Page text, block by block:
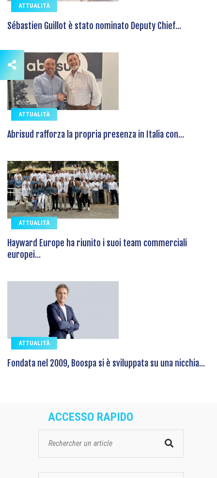
ATTUALITÀ
Sébastien Guillot è stato nominato Deputy Chief...
ATTUALITÀ
Abrisud rafforza la propria presenza in Italia con...
ATTUALITÀ
Hayward Europe ha riunito i suoi team commerciali
europei...
ATTUALITÀ
Fondata nel 2009, Boospa si è sviluppata su una nicchia...
ACCESSO RAPIDO